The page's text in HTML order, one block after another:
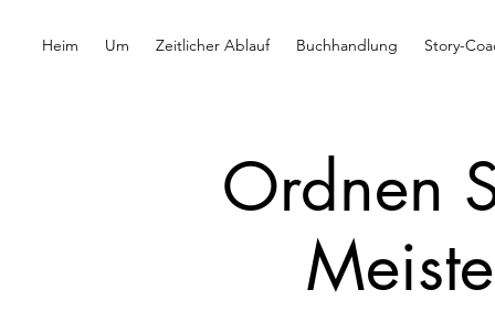
Heim Um Zeitlicher Ablauf Buchhandlung Story-
Ordnen